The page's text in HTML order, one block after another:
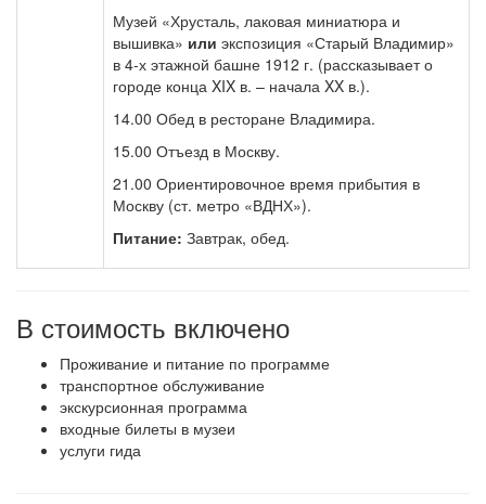
Музей «Хрусталь, лаковая миниатюра и
вышивка» или экспозиция «Старый Владимир»
в 4-х этажной башне 1912 г. (рассказывает о
городе конца XIX в. – начала XX в.).
14.00 Обед в ресторане Владимира.
15.00 Отъезд в Москву.
21.00 Ориентировочное время прибытия в
Москву (ст. метро «ВДНХ»).
Питание: Завтрак, обед.
В стоимость включено
Проживание и питание по программе
транспортное обслуживание
экскурсионная программа
входные билеты в музеи
услуги гида